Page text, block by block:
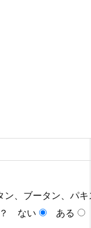
、ブータン、パ
ない ある